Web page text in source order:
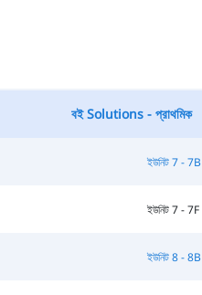
বই Solutions - প্রাথমিক
ইউনিট 7 - 7B
ইউনিট 7 - 7F
ইউনিট 8 - 8B